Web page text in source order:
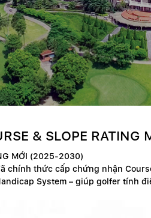
& SLOPE
MỚI (2025-2030)
thức cấp chứng nhận
System – giúp golfer tính